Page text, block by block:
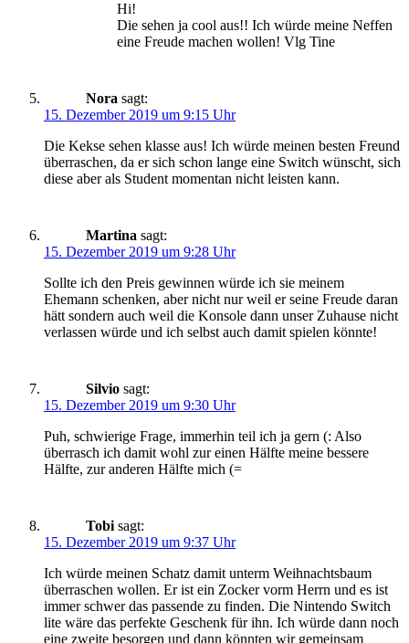
Hi!
Die sehen ja cool aus!! Ich würde meine Neffen
eine Freude machen wollen! Vlg Tine
Nora sagt:
15. Dezember 2019 um 9:15 Uhr
Die Kekse sehen klasse aus! Ich würde meinen besten Freund
überraschen, da er sich schon lange eine Switch wünscht, sich
diese aber als Student momentan nicht leisten kann.
Martina sagt:
15. Dezember 2019 um 9:28 Uhr
Sollte ich den Preis gewinnen würde ich sie meinem
Ehemann schenken, aber nicht nur weil er seine Freude daran
hätt sondern auch weil die Konsole dann unser Zuhause nicht
verlassen würde und ich selbst auch damit spielen könnte!
Silvio sagt:
15. Dezember 2019 um 9:30 Uhr
Puh, schwierige Frage, immerhin teil ich ja gern (: Also
überrasch ich damit wohl zur einen Hälfte meine bessere
Hälfte, zur anderen Hälfte mich (=
Tobi sagt:
15. Dezember 2019 um 9:37 Uhr
Ich würde meinen Schatz damit unterm Weihnachtsbaum
überraschen wollen. Er ist ein Zocker vorm Herrn und es ist
immer schwer das passende zu finden. Die Nintendo Switch
lite wäre das perfekte Geschenk für ihn. Ich würde dann noch
eine zweite besorgen und dann könnten wir gemeinsam